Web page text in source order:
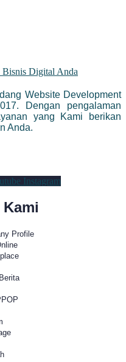
Website Development
Dengan pengalaman
yang Kami berikan
Anda.
Instagram
Profile